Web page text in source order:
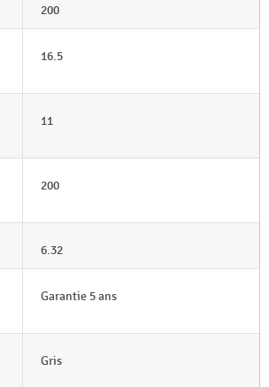
200
16.5
11
200
6.32
Garantie 5 ans
Gris